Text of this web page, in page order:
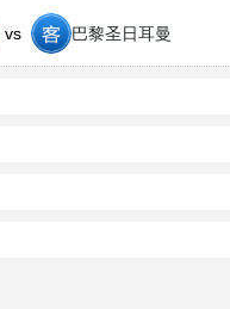
vs 巴黎圣日耳曼